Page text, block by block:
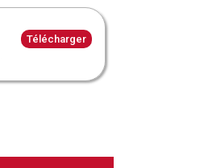
Télécharger